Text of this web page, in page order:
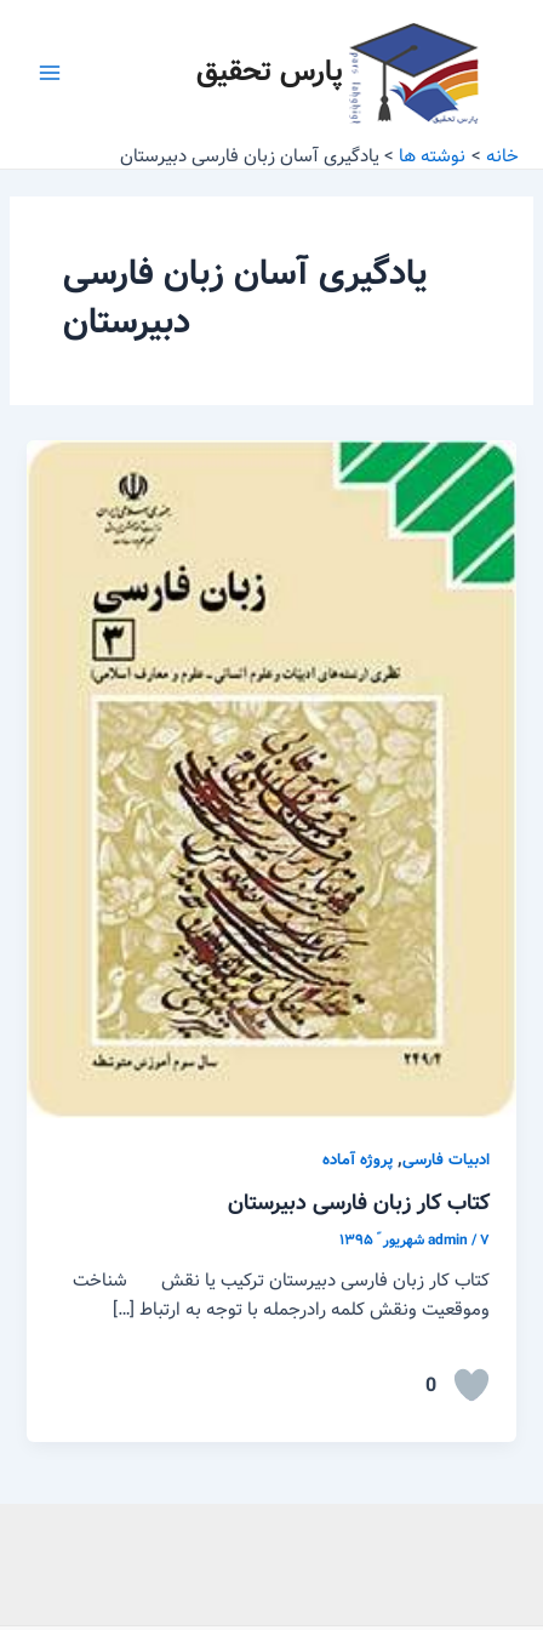
پارس تحقیق
خانه نوشته ها یادگیری آسان زبان فارسی دبیرستان
یادگیری آسان زبان فارسی
دبیرستان
ادبیات فارسی,پروژه آماده
کتاب کار زبان فارسی دبیرستان
admin/۷ شهریور ّ ۱۳۹۵
کتاب کار زبان فارسی دبیرستان ترکیب یا نقش شناخت
وموقعیت ونقش کلمه رادرجمله با توجه به ارتباط […]
0